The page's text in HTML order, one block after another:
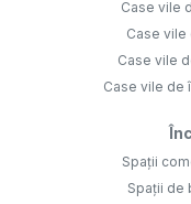
Case vile
Case vile
Case vile
Case vile de
Spații
Spații de